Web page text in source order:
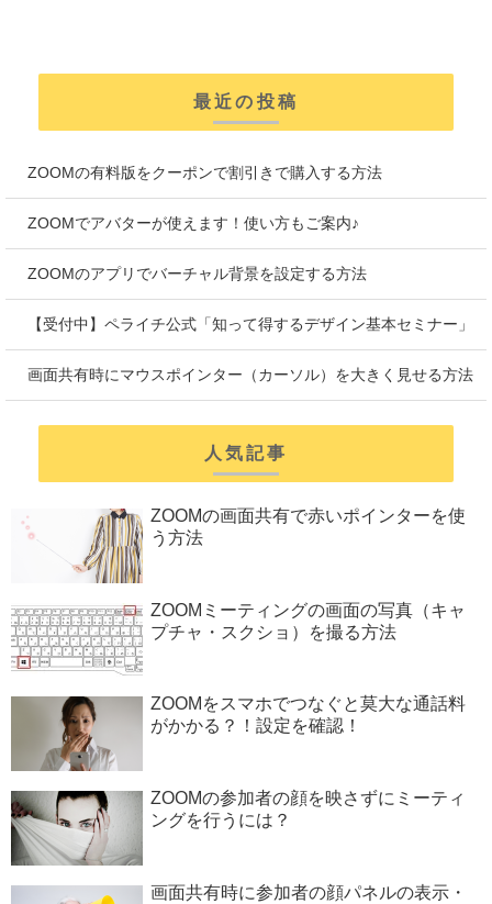
最近の投稿
ZOOMの有料版をクーポンで割引きで購入する方法
ZOOMでアバターが使えます！使い方もご案内♪
ZOOMのアプリでバーチャル背景を設定する方法
【受付中】ペライチ公式「知って得するデザイン基本セミナー」
画面共有時にマウスポインター（カーソル）を大きく見せる方法
人気記事
ZOOMの画面共有で赤いポインターを使
う方法
ZOOMミーティングの画面の写真（キャ
プチャ・スクショ）を撮る方法
ZOOMをスマホでつなぐと莫大な通話料
がかかる？！設定を確認！
ZOOMの参加者の顔を映さずにミーティ
ングを行うには？
画面共有時に参加者の顔パネルの表示・